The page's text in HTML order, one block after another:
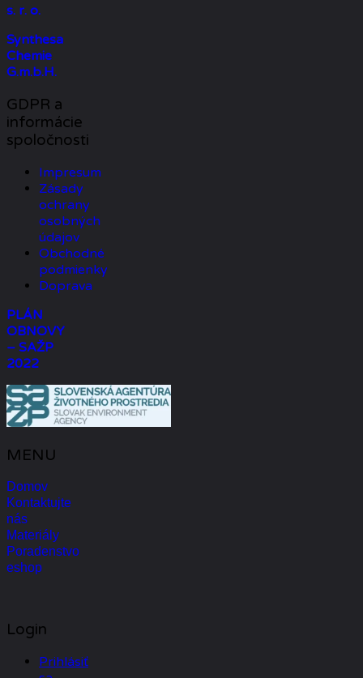
s. r. o.
Synthesa
Chemie
G.m.b.H.
GDPR a
informácie
spoločnosti
Impresum
Zásady
ochrany
osobných
údajov
Obchodné
podmienky
Doprava
PLÁN
OBNOVY
– SAŽP
2022
MENU
Domov
Kontaktujte
nás
Materiály
Poradenstvo
eshop
Login
Prihlásiť